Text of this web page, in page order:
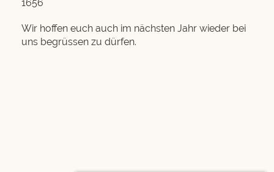
1656
Wir hoffen euch auch im nächsten Jahr wieder bei
uns begrüssen zu dürfen.